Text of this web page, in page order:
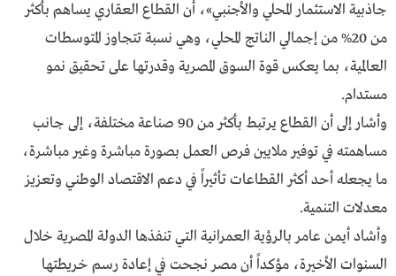
جاذبية الاستثمار المحلي والأجنبي»، أن القطاع العقاري يساهم بأكثر
من 20% من إجمالي الناتج المحلي، وهي نسبة تتجاوز المتوسطات
العالمية، بما يعكس قوة السوق المصرية وقدرتها على تحقيق نمو
مستدام.
وأشار إلى أن القطاع يرتبط بأكثر من 90 صناعة مختلفة، إلى جانب
مساهمته في توفير ملايين فرص العمل بصورة مباشرة وغير مباشرة،
ما يجعله أحد أكثر القطاعات تأثيراً في دعم الاقتصاد الوطني وتعزيز
معدلات التنمية.
وأشاد أيمن عامر بالرؤية العمرانية التي تنفذها الدولة المصرية خلال
السنوات الأخيرة، مؤكداً أن مصر نجحت في إعادة رسم خريطتها